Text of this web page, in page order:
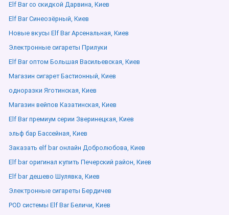
Elf Bar со скидкой Дарвина, Киев
Elf Bar Синеозёрный, Киев
Новые вкусы Elf Bar Арсенальная, Киев
Электронные сигареты Прилуки
Elf Bar оптом Большая Васильевская, Киев
Магазин сигарет Бастионный, Киев
одноразки Яготинская, Киев
Магазин вейпов Казатинская, Киев
Elf Bar премиум серии Зверинецкая, Киев
эльф бар Бассейная, Киев
Заказать elf bar онлайн Добролюбова, Киев
Elf bar оригинал купить Печерский район, Киев
Elf bar дешево Шулявка, Киев
Электронные сигареты Бердичев
POD системы Elf Bar Беличи, Киев